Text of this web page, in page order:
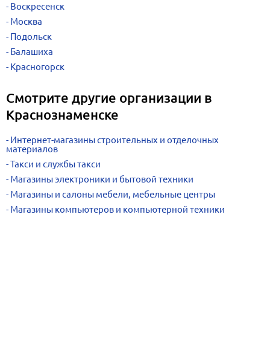
Воскресенск
Москва
Подольск
Балашиха
Красногорск
Смотрите другие организации в
Краснознаменске
Интернет-магазины строительных и отделочных
материалов
Такси и службы такси
Магазины электроники и бытовой техники
Магазины и салоны мебели, мебельные центры
Магазины компьютеров и компьютерной техники